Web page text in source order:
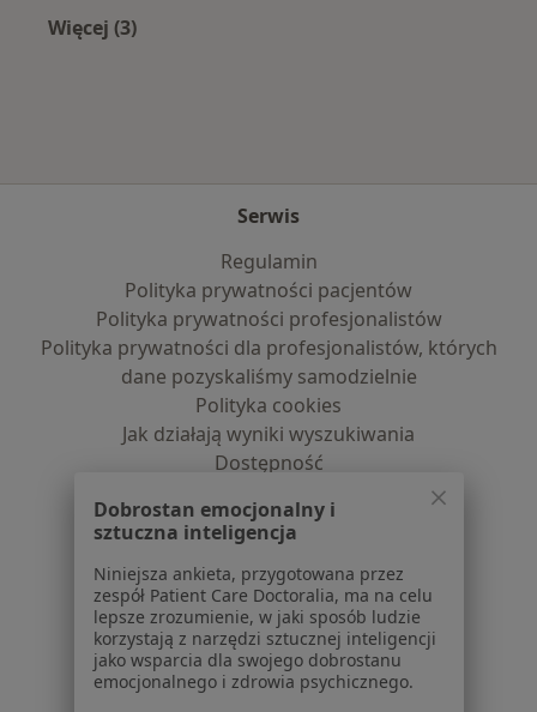
Więcej (3)
Serwis
Regulamin
Polityka prywatności pacjentów
Polityka prywatności profesjonalistów
Polityka prywatności dla profesjonalistów, których
dane pozyskaliśmy samodzielnie
Polityka cookies
Jak działają wyniki wyszukiwania
Dostępność
Praca Rekrutujemy!
Partnerzy
Centrum prasowe
Kontakt
Dla pacjentów
Lekarze
Dobrostan emocjonalny i
sztuczna inteligencja
Niniejsza ankieta, przygotowana przez
zespół Patient Care Doctoralia, ma na celu
lepsze zrozumienie, w jaki sposób ludzie
korzystają z narzędzi sztucznej inteligencji
jako wsparcia dla swojego dobrostanu
emocjonalnego i zdrowia psychicznego.